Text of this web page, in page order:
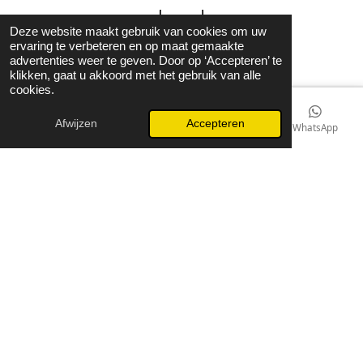
Deze website maakt gebruik van cookies om uw
ervaring te verbeteren en op maat gemaakte
advertenties weer te geven. Door op ‘Accepteren’ te
klikken, gaat u akkoord met het gebruik van alle
cookies.
Afwijzen Accepteren
© 2021 - 2026 Guzel Jewels & Fashion
Powered byJouwWeb
E-mailadres Instagram WhatsApp